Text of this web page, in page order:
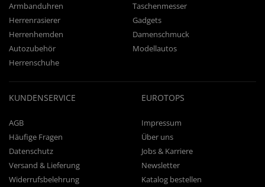
Armbanduhren
Taschenmesser
Herrenrasierer
Gadgets
Herrenhemden
Damenschmuck
Autozubehör
Modellautos
Herrenschuhe
KUNDENSERVICE
AGB
Häufige Fragen
Datenschutz
Versand & Lieferung
Widerrufsbelehrung
EUROTOPS
Impressum
Über uns
Jobs & Karriere
Newsletter
Katalog bestellen